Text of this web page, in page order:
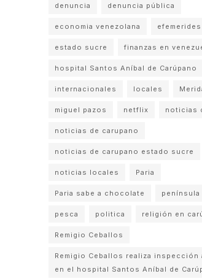
denuncia denuncia pública
economia venezolana efemerides
estado sucre finanzas en
hospital Santos Aníbal de Carúpano
internacionales locales
miguel pazos netflix noticias
noticias de carupano
noticias de carupano estado sucre
noticias locales Paria
Paria sabe a chocolate península
pesca politica religión en
Remigio Ceballos
Remigio Ceballos realiza inspección
en el hospital Santos Aníbal de